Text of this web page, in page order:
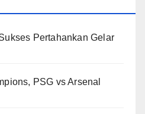
Pertahankan Gelar
PSG vs Arsenal